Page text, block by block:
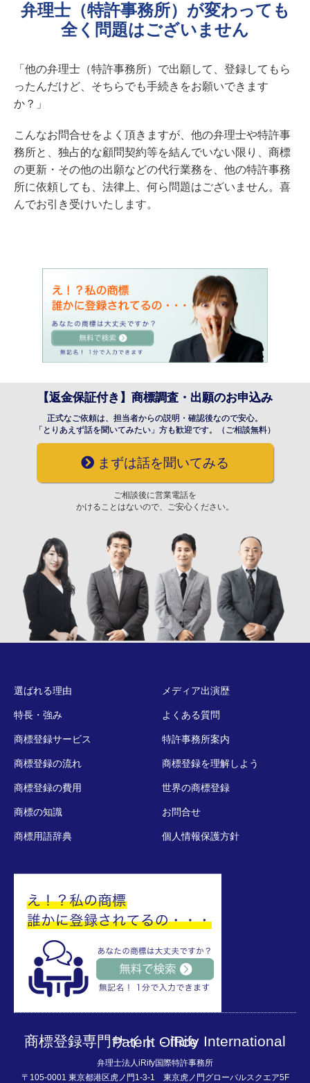
弁理士（特許事務所）が変わっても
全く問題はございません
「他の弁理士（特許事務所）で出願して、登録してもら
ったんだけど、そちらでも手続きをお願いできます
か？」
こんなお問合せをよく頂きますが、他の弁理士や特許事
務所と、独占的な顧問契約等を結んでいない限り、商標
の更新・その他の出願などの代行業務を、他の特許事務
所に依頼しても、法律上、何ら問題はございません。喜
んでお引き受けいたします。
【返金保証付き】商標調査・出願のお申込み
正式なご依頼は、担当者からの説明・確認後なので安心。
「とりあえず話を聞いてみたい」方も歓迎です。（ご相談無料）
まずは話を聞いてみる
ご相談後に営業電話を
かけることはないので、ご安心ください。
選ばれる理由
特長・強み
商標登録サービス
商標登録の流れ
商標登録の費用
商標の知識
商標用語辞典
メディア出演歴
よくある質問
特許事務所案内
商標登録を理解しよう
世界の商標登録
お問合せ
個人情報保護方針
商標登録専門サイト - iRify International Patent Office
弁理士法人iRify国際特許事務所
〒105-0001 東京都港区虎ノ門1-3-1 東京虎ノ門グローバルスクエア5F